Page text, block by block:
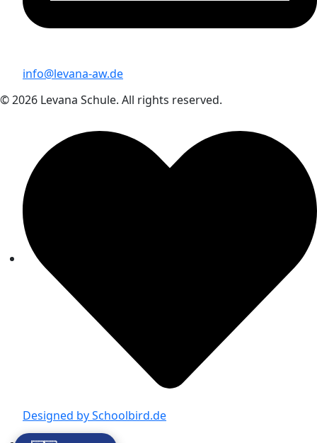
info@levana-aw.de
© 2026 Levana Schule. All rights reserved.
Designed by Schoolbird.de